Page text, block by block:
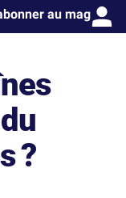
au mag
?